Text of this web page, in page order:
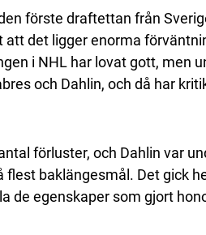
förste draftettan från
att det ligger enorma
i NHL har lovat gott, men
och Dahlin, och då har
förluster, och Dahlin var
flest baklängesmål. Det gick
de egenskaper som gjort